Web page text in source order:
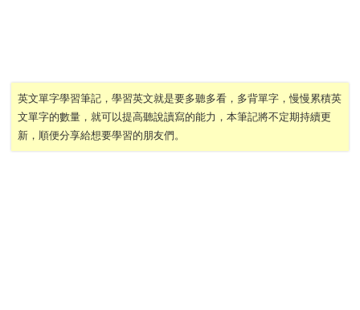
英文單字學習筆記，學習英文就是要多聽多看，多背單字，慢慢累積英
文單字的數量，就可以提高聽說讀寫的能力，本筆記將不定期持續更
新，順便分享給想要學習的朋友們。